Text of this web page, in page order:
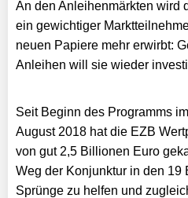
An den Anleihenmärkten wird
ein gewichtiger
neuen Papiere mehr erwirbt:
Anleihen will sie wieder
Seit Beginn des Programms
August 2018 hat die EZB
von gut 2,5 Billionen Euro
Weg der Konjunktur in den 19
Sprünge zu helfen und